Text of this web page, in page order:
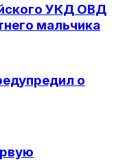
УКД ОВД
мальчика
о